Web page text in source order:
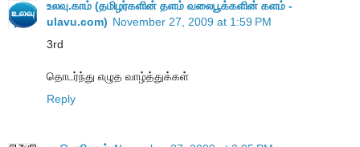
உலவு.காம் (தமிழர்களின் தளம் வலைபூக்களின் களம் -
ulavu.com) November 27, 2009 at 1:59 PM
3rd
தொடர்ந்து எழுத வாழ்த்துக்கள்
Reply